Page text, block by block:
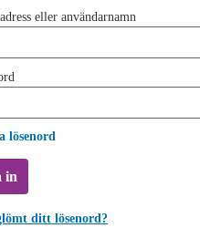
eller användarnamn
lösenord
in
ditt lösenord?